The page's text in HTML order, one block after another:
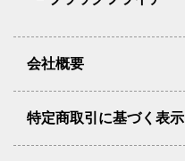
会社概要
特定商取引に基づく表示